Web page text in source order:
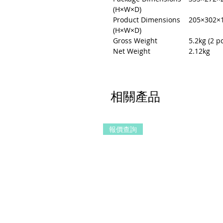
(H×W×D)
Product Dimensions
(H×W×D)
Gross Weight
5.2kg (2
Net Weight
2.12kg
相關產品
報價查詢